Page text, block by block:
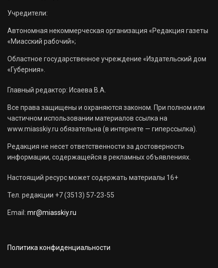
Учредители:
Автономная некоммерческая организация «Редакция газеты
«Миасский рабочий»;
Областное государственное учреждение «Издательский дом
«Губерния».
Главный редактор: Исаева В.А.
Все права защищены и охраняются законом. При полном или
частичном использовании материалов ссылка на
www.miasskiy.ru обязательна (в интернете — гиперссылка).
Редакция не несет ответственности за достоверность
информации, содержащейся в рекламных объявлениях.
Настоящий ресурс может содержать материалы 16+
Тел. редакции +7 (3513) 57-23-55
Email: mr@miasskiy.ru
Политика конфиденциальности